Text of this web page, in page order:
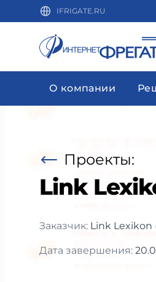
IFRIGATE.RU
О компании
Проекты:
Link
Заказчик: Link Lexikon
Дата завершения: